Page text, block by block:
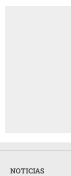
NOTICIAS